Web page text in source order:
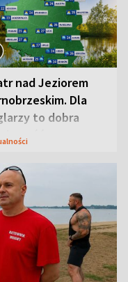
nad Jeziorem
Dla
to dobra